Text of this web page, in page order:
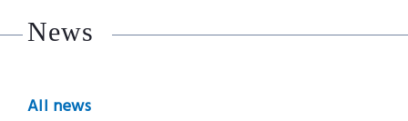
News
All news